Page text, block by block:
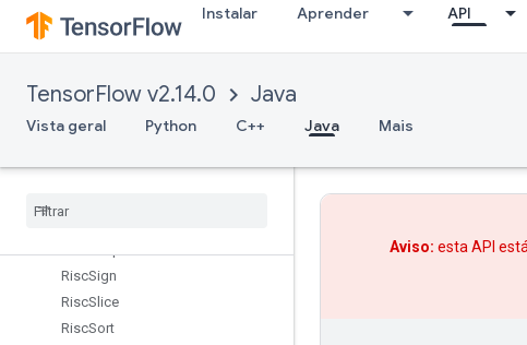
Instalar Aprender API
TensorFlow v2.14.0 Java
Vista geral Python C++ Java Mais
RiscPool
RiscPow
RiscReal
RiscReduce
RiscReshape
RiscSign
RiscSlice
RiscSort
Aviso: esta API